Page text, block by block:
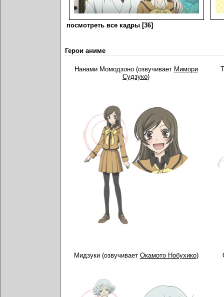
посмотреть все кадры [36]
Герои аниме
Нанами Момодзоно (озвучивает Мимори
Судзуко)
Мидзуки (озвучивает Окамото Нобухико)